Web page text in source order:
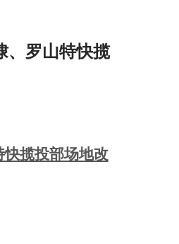
、罗山特快揽
快揽投部场地改